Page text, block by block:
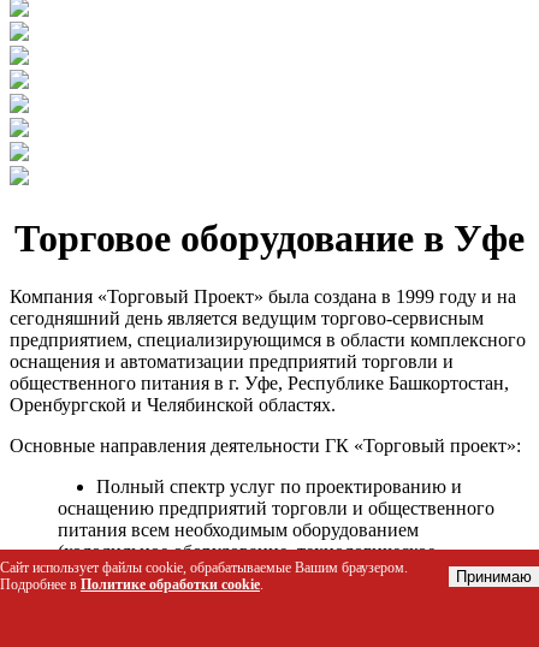
Торговое оборудование в Уфе
Компания «Торговый Проект» была создана в 1999 году и на
сегодняшний день является ведущим торгово-сервисным
предприятием, специализирующимся в области комплексного
оснащения и автоматизации предприятий торговли и
общественного питания в г. Уфе, Республике Башкортостан,
Оренбургской и Челябинской областях.
Основные направления деятельности ГК «Торговый проект»:
Полный спектр услуг по проектированию и
оснащению предприятий торговли и общественного
питания всем необходимым оборудованием
(холодильное оборудование, технологическое
оборудование, стеллажное оборудование и т.д.);
Автоматизация торговых процессов и внедрения
Сайт использует файлы cookie, обрабатываемые Вашим браузером.
Подробнее в Политике обработки cookie. Принимаю